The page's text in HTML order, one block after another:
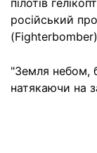
пілотів
російський
"Земля небом,
натякаючи на